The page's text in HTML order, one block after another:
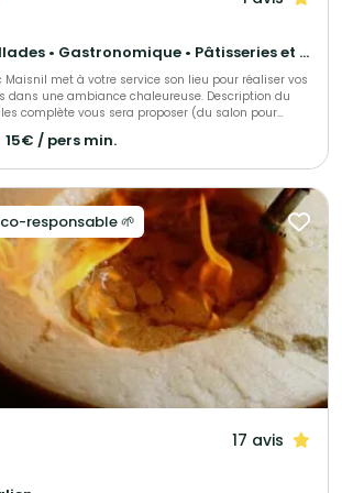
Barbecue et grillades • Gastronomique • Pâtisseries et desserts
Maisnil met à votre service son lieu pour réaliser vos
dans une ambiance chaleureuse. Description du
complète vous sera proposer (du salon pour
dancefloor…), un jardin (1200 m², 220 convives
(50 convives max), salle fermée (65
15€ / pers min.
responsable 🌱
17 avis